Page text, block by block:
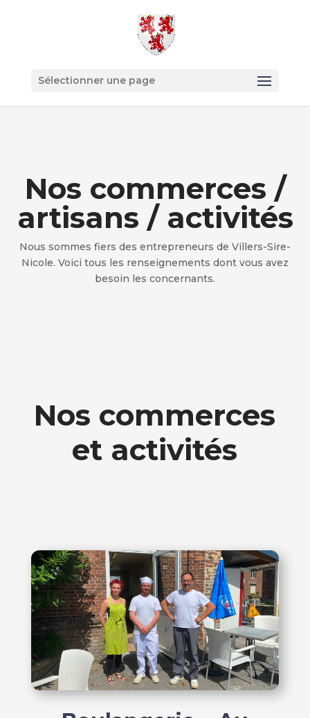
Sélectionner une page
Nos commerces /
artisans / activités
Nous sommes fiers des entrepreneurs de Villers-Sire-
Nicole. Voici tous les renseignements dont vous avez
besoin les concernants.
Nos commerces
et activités